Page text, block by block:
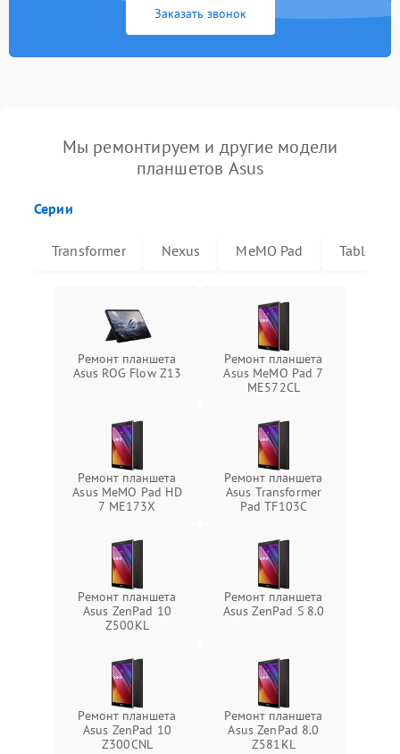
Заказать звонок
Мы ремонтируем и другие модели
планшетов Asus
Серии
Transformer Nexus MeMO Pad Tablet
Ремонт планшета
Asus ROG Flow Z13
Ремонт планшета
Asus MeMO Pad 7
ME572CL
Ремонт планшета
Asus MeMO Pad HD
7 ME173X
Ремонт планшета
Asus Transformer
Pad TF103C
Ремонт планшета
Asus ZenPad 10
Z500KL
Ремонт планшета
Asus ZenPad S 8.0
Ремонт планшета
Asus ZenPad 10
Z300CNL
Ремонт планшета
Asus ZenPad 8.0
Z581KL